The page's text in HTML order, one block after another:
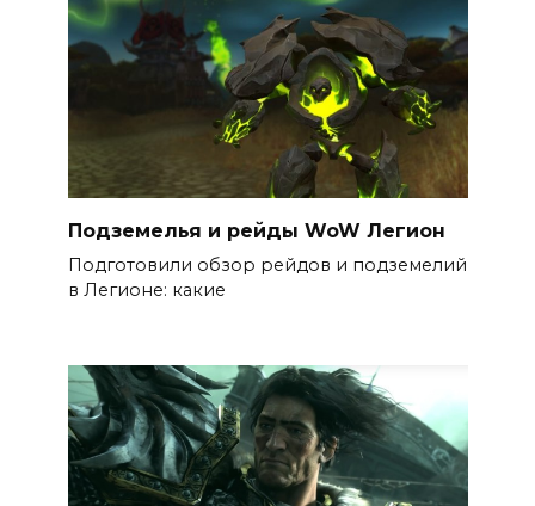
Подземелья и рейды WoW Легион
Подготовили обзор рейдов и подземелий
в Легионе: какие